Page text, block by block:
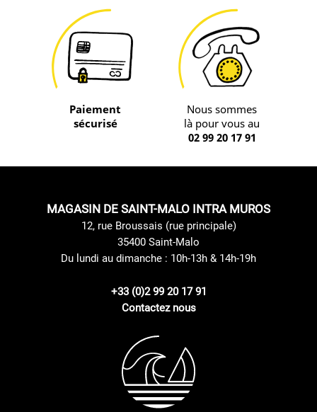
Paiement
sécurisé
Nous sommes
là pour vous au
02 99 20 17 91
MAGASIN DE SAINT-MALO INTRA MUROS
12, rue Broussais (rue principale)
35400 Saint-Malo
Du lundi au dimanche : 10h-13h & 14h-19h
+33 (0)2 99 20 17 91
Contactez nous